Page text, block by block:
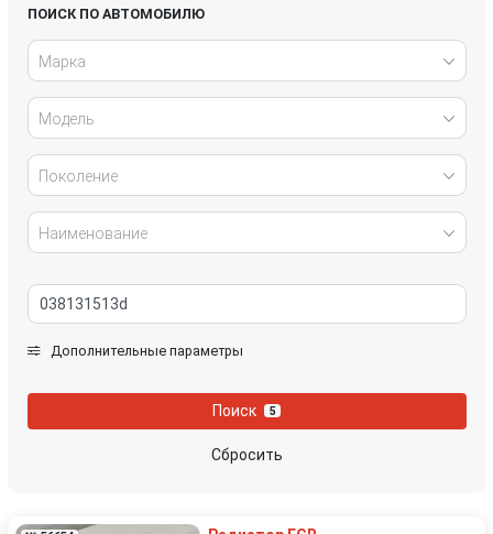
Honda
Kia
Land Rover
Mazda Mercedes-Benz
Nissan Opel
ПОИСК ПО АВТОМОБИЛЮ
Марка
Модель
Поколение
Наименование
Дополнительные параметры
Поиск 5
Сбросить